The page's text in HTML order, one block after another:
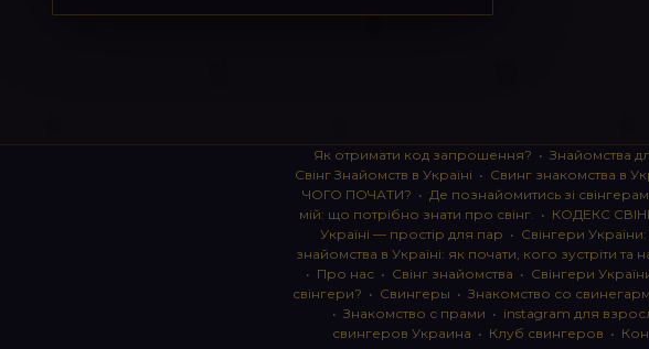
Як отримати код запрошення? • Знайомства
Свінг Знайомств в Україні • Свинг знакомства в
ЧОГО ПОЧАТИ? • Де познайомитись зі
мій: що потрібно знати про свінг. • КОДЕКС
Україні — простір для пар • Свінгери
знайомства в Україні: як почати, кого зустріти та
• Про нас • Свінг знайомства • Свінгери
свінгери? • Свингеры • Знакомство со
• Знакомство с прами • instagram для
свингеров Украина • Клуб свингеров •